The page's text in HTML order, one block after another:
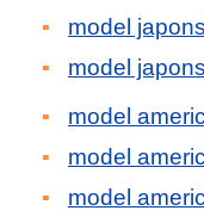
model
model
model
model
model